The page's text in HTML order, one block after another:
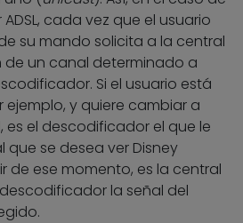
cada vez que el usuario
su mando solicita a la central
de un canal determinado a
Si el usuario está
ejemplo, y quiere cambiar a
es el descodificador el que le
que se desea ver Disney
de ese momento, es la central
la señal del